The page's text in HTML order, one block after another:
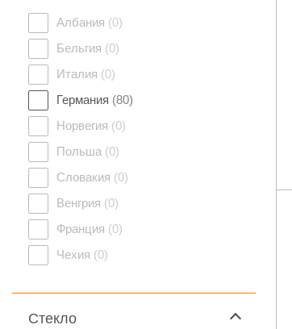
Албания (0)
Бельгия (0)
Италия (0)
Германия (80)
Норвегия (0)
Польша (0)
Словакия (0)
Венгрия (0)
Франция (0)
Чехия (0)
Стекло